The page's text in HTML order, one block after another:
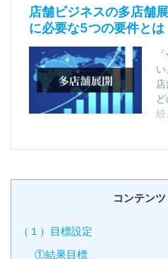
コンテンツ
（１）目標設定
①結果目標